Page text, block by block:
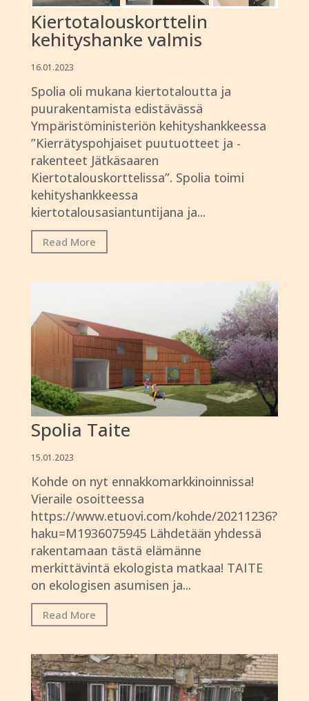
Kiertotalouskorttelin
kehityshanke valmis
16.01.2023
Spolia oli mukana kiertotaloutta ja
puurakentamista edistävässä
Ympäristöministeriön kehityshankkeessa
”Kierrätyspohjaiset puutuotteet ja -
rakenteet Jätkäsaaren
Kiertotalouskorttelissa”. Spolia toimi
kehityshankkeessa
kiertotalousasiantuntijana ja...
Read More
Spolia Taite
15.01.2023
Kohde on nyt ennakkomarkkinoinnissa!
Vieraile osoitteessa
https://www.etuovi.com/kohde/20211236?
haku=M1936075945 Lähdetään yhdessä
rakentamaan tästä elämänne
merkittävintä ekologista matkaa! TAITE
on ekologisen asumisen ja...
Read More